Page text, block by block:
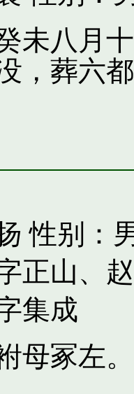
未八月
，葬六
性别：
正山、
集成
母冢左